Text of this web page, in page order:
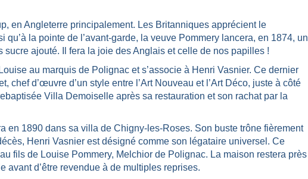
en Angleterre principalement. Les Britanniques apprécient le
qu’à la pointe de l’avant-garde, la veuve Pommery lancera, en 1874, un
sucre ajouté. Il fera la joie des Anglais et celle de nos papilles !
au marquis de Polignac et s’associe à Henri Vasnier. Ce dernier
chef d’œuvre d’un style entre l’Art Nouveau et l’Art Déco, juste à côté
Villa Demoiselle après sa restauration et son rachat par la
en 1890 dans sa villa de Chigny-les-Roses. Son buste trône fièrement
Henri Vasnier est désigné comme son légataire universel. Ce
fils de Louise Pommery, Melchior de Polignac. La maison restera près
avant d’être revendue à de multiples reprises.